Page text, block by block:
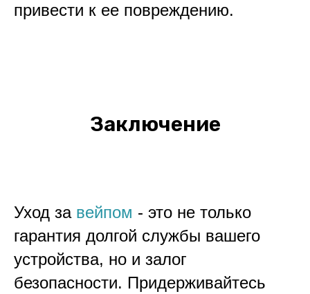
привести к ее повреждению.
Заключение
Уход за вейпом - это не только
гарантия долгой службы вашего
устройства, но и залог
безопасности. Придерживайтесь